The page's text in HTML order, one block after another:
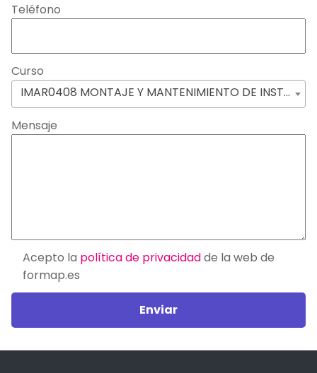
Teléfono
Curso
IMAR0408 MONTAJE Y MANTENIMIENTO DE INSTALACIONES CALORÍFICAS (NIVEL 2)
Mensaje
Acepto la política de privacidadde la web de
formap.es